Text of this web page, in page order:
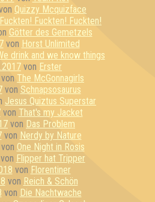
Quizzy Mcquizface
Fuckten! Fuckten! Fuckten!
Götter des Gemetzels
von Horst Unlimited
drink and we know things
von Erster
von The McGonnagirls
von Schnapsosaurus
Jesus Quiztus Superstar
von That's my Jacket
von Das Problem
von Nerdy by Nature
One Night in Rosis
von Flipper hat Tripper
von Florentiner
von Reich & Schön
von Die Nachtwache